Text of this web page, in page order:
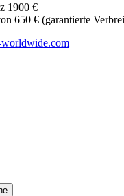
1900 €
650 € (garantierte